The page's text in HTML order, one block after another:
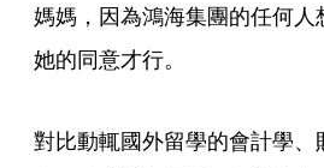
媽媽，因為鴻海集團的任何
她的同意才行。
對比動輒國外留學的會計學